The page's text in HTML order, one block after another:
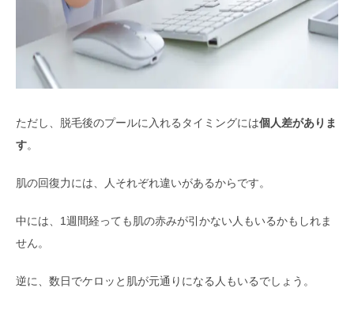
ただし、脱毛後のプールに入れるタイミングには個人差がありま
す。
肌の回復力には、人それぞれ違いがあるからです。
中には、1週間経っても肌の赤みが引かない人もいるかもしれま
せん。
逆に、数日でケロッと肌が元通りになる人もいるでしょう。